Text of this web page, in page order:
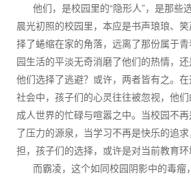
他们，是校园里的“隐形人”，是那些
晨光初照的校园里，本应是书声琅琅、
择了蜷缩在家的角落，远离了那份属于
园生活的平淡无奇消磨了他们的热情，
他们选择了逃避？或许，两者皆有之。
社会中，孩子们的心灵往往被忽视，他
成人世界的忙碌与喧嚣之中。当校园不
了压力的源泉，当学习不再是快乐的追
担，孩子们的选择，或许是对当前教育环
而霸凌，这个如同校园阴影中的毒瘤